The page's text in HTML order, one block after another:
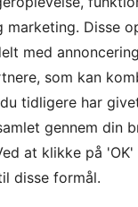
vi
Vi har
marketing. Disse
med
som kan
tidligere har
gennem din
at klikke på
disse formål.